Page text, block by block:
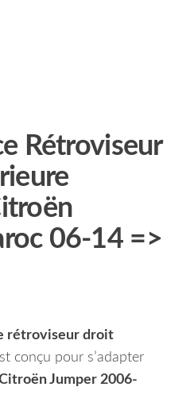
Rétroviseur
06-14 =>
rétroviseur droit
conçu pour s’adapter
Jumper 2006-